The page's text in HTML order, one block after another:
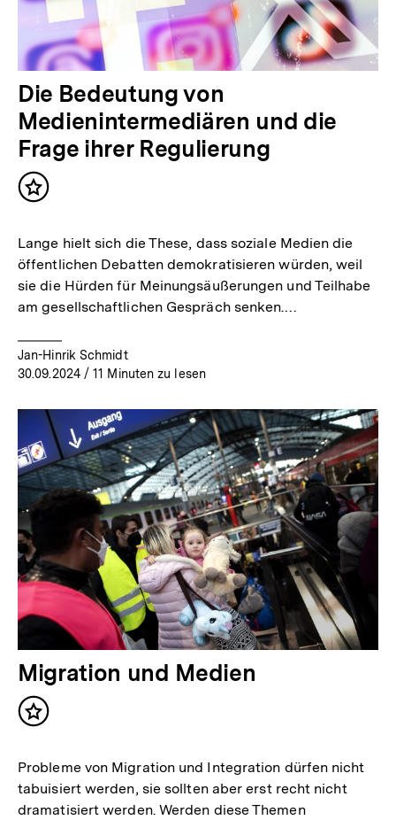
Die Bedeutung von
Medienintermediären und die
Frage ihrer Regulierung
Inhalt
Lange hielt sich die These, dass soziale Medien die
öffentlichen Debatten demokratisieren würden, weil
sie die Hürden für Meinungsäußerungen und Teilhabe
am gesellschaftlichen Gespräch senken.…
Jan-Hinrik Schmidt
30.09.2024/ 11 Minuten zu lesen
Migration und Medien
Inhalt
Probleme von Migration und Integration dürfen nicht
tabuisiert werden, sie sollten aber erst recht nicht
dramatisiert werden. Werden diese Themen